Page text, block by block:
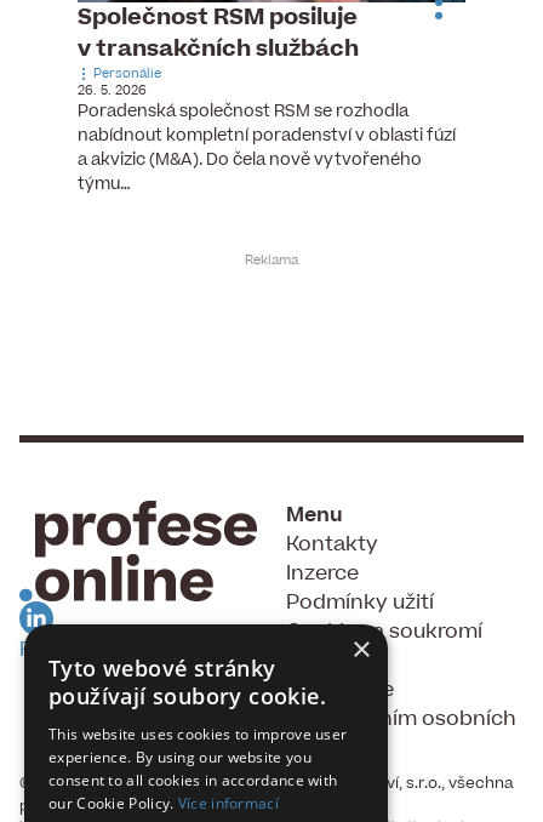
Společnost RSM posiluje
v transakčních službách
Personálie
26. 5. 2026
Poradenská společnost RSM se rozhodla
nabídnout kompletní poradenství v oblasti fúzí
a akvizic (M&A). Do čela nově vytvořeného
týmu…
RSS Feed
Menu
Kontakty
Inzerce
Podmínky užití
Cookies a soukromí
Souhlas se
zpracováním osobních
údajů
© 2015 - 2026, Fakta, vydavatelství a nakladatelství, s.r.o., všechna
práva vyhrazena
×
Tyto webové stránky
používají soubory cookie.
This website uses cookies to improve user
experience. By using our website you
consent to all cookies in accordance with
our Cookie Policy. Více informací